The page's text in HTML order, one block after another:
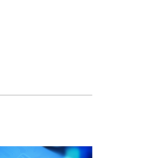
tomar las mejores decisiones
tomar las mejores decisiones
la transformación
la transformación